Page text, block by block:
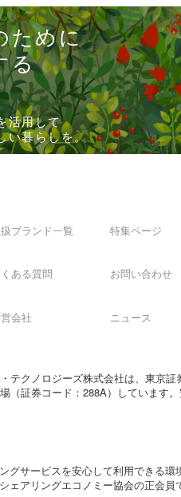
ために
る
活用して
い暮らしを。
ブランド一覧 特集ページ
ある質問 お問い合わせ
会社 ニュース
テクノロジーズ株式会社は、東京証
（証券コード：288A）しています。
グサービスを安心して利用できる環
ェアリングエコノミー協会の正会員